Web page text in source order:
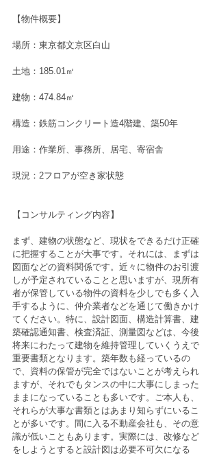
【物件概要】
場所：東京都文京区白山
土地：185.01㎡
建物：474.84㎡
構造：鉄筋コンクリート造4階建、築50年
用途：作業所、事務所、居宅、寄宿舎
現況：2フロアが空き家状態
【コンサルティング内容】
まず、建物の状態など、現状をできるだけ正確
に把握することが大事です。それには、まずは
図面などの資料関係です。近々に物件のお引渡
しが予定されていることと思いますが、現所有
者が保管している物件の資料を少しでも多く入
手するように、仲介業者などを通じて働きかけ
てください。特に、設計図面、構造計算書、建
築確認通知書、検査済証、測量図などは、今後
将来にわたって建物を維持管理していくうえで
重要書類となります。築年数も経っているの
で、資料の保管が完全ではないことが考えられ
ますが、それでもタンスの中に大事にしまった
ままになっていることも多いです。ご本人も、
それらが大事な書類とはあまり知らずにいるこ
とが多いです。間に入る不動産会社も、その意
識が低いこともあります。実際には、改修など
をしようとすると設計図は必要不可欠になる